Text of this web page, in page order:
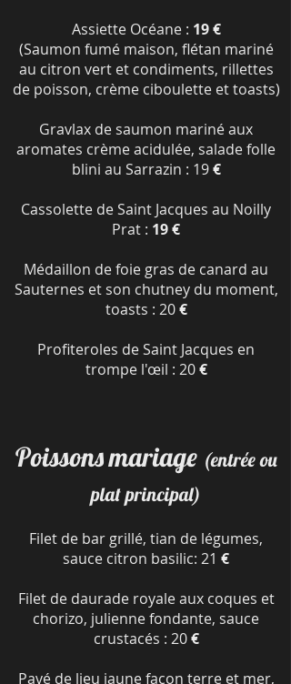
Assiette Océane : 19€
(Saumon fumé maison, flétan mariné
au citron vert et condiments, rillettes
de poisson, crème ciboulette et toasts)
Gravlax de saumon mariné aux
aromates crème acidulée, salade folle
blini au Sarrazin : 19€
Cassolette de Saint Jacques au Noilly
Prat : 19 €
Médaillon de foie gras de canard au
Sauternes et son chutney du moment,
toasts : 20€
Profiteroles de Saint Jacques en
trompe l'œil : 20€
Poissons mariage (entrée ou
plat principal)
Filet de bar grillé, tian de légumes,
sauce citron basilic: 21 €
Filet de daurade royale aux coques et
chorizo, julienne fondante, sauce
crustacés : 20€
Pavé de lieu jaune façon terre et mer,